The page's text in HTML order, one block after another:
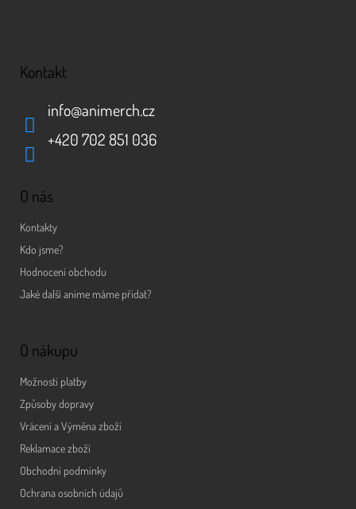
Kontakt
info@animerch.cz
+420 702 851 036
O nás
Kontakty
Kdo jsme?
Hodnocení obchodu
Jaké další anime máme přidat?
O nákupu
Možnosti platby
Způsoby dopravy
Vrácení a Výměna zboží
Reklamace zboží
Obchodní podmínky
Ochrana osobních údajů